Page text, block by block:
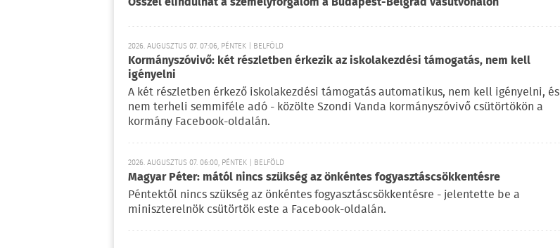
2026. AUGUSZTUS 07. 07:06, PÉNTEK | BELFÖLD
Kormányszóvivő: két részletben érkezik az iskolakezdési támogatás, nem kell
igényelni
A két részletben érkező iskolakezdési támogatás automatikus, nem kell igényelni, és
nem terheli semmiféle adó - közölte Szondi Vanda kormányszóvivő csütörtökön a
kormány Facebook-oldalán.
2026. AUGUSZTUS 07. 06:00, PÉNTEK | BELFÖLD
Magyar Péter: mától nincs szükség az önkéntes fogyasztáscsökkentésre
Péntektől nincs szükség az önkéntes fogyasztáscsökkentésre - jelentette be a
miniszterelnök csütörtök este a Facebook-oldalán.